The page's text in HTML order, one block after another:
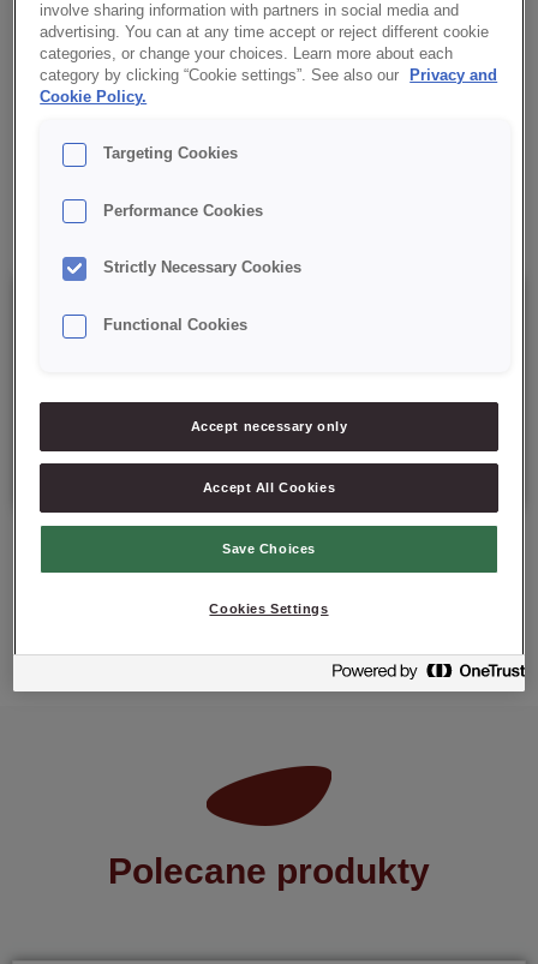
jesienno-zimowym.
✔ Pulchne i wilgotne ciasto
✔ Charakterystyczny brązowy kolor
Szczegóły
Opakowanie : 15 kg netto worek;
Data minimalnej trwałości: 12 miesięcy od daty produkcji.
ZAPYTAJ O PRODUKT
Polecane produkty
involve sharing information with partners in social media and
advertising. You can at any time accept or reject different cookie
categories, or change your choices. Learn more about each
category by clicking “Cookie settings”. See also our
Privacy and
Cookie Policy.
Targeting Cookies
Performance Cookies
Strictly Necessary Cookies
Functional Cookies
Accept necessary only
Accept All Cookies
Save Choices
Cookies Settings